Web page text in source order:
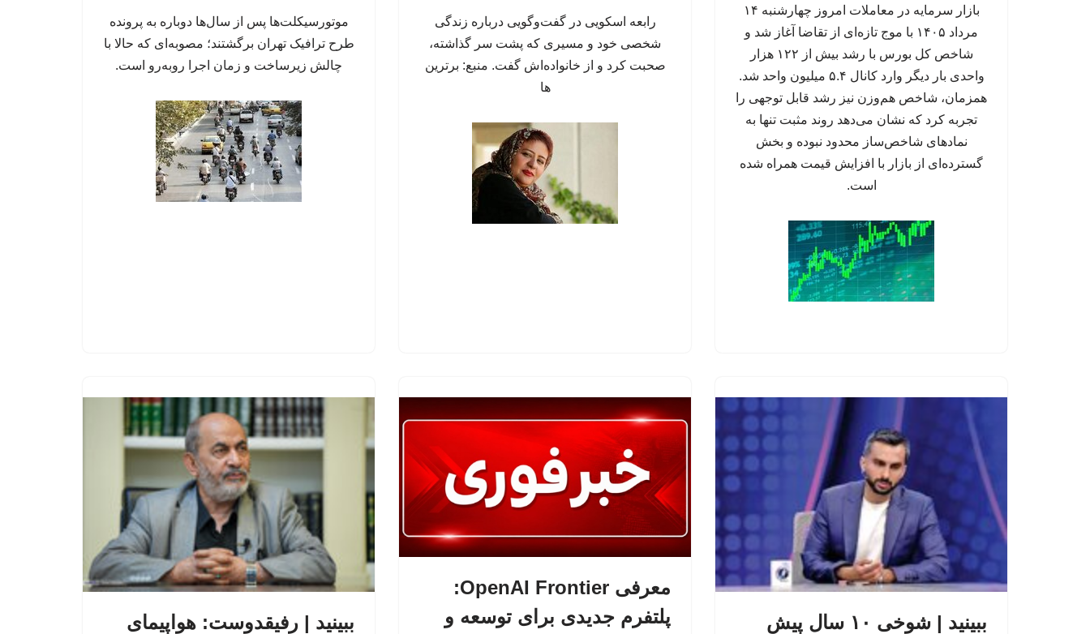
بازار سرمایه در معاملات امروز چهارشنبه ۱۴
مرداد ۱۴۰۵ با موج تازه‌ای از تقاضا آغاز شد و
شاخص کل بورس با رشد بیش از ۱۲۲ هزار
واحدی بار دیگر وارد کانال ۵.۴ میلیون واحد شد.
همزمان، شاخص هم‌وزن نیز رشد قابل توجهی را
تجربه کرد که نشان می‌دهد روند مثبت تنها به
نمادهای شاخص‌ساز محدود نبوده و بخش
گسترده‌ای از بازار با افزایش قیمت همراه شده
است.
رابعه اسکویی در گفت‌وگویی درباره زندگی
شخصی خود و مسیری که پشت سر گذاشته،
صحبت کرد و از خانواده‌اش گفت. منبع: برترین
ها
موتورسیکلت‌ها پس از سال‌ها دوباره به پرونده
طرح ترافیک تهران برگشتند؛ مصوبه‌ای که حالا با
چالش زیرساخت و زمان اجرا روبه‌رو است.
ببینید | شوخی ۱۰ سال پیش
معرفی OpenAI Frontier:
پلتفرم جدیدی برای توسعه و
ببینید | رفیقدوست: هواپیمای